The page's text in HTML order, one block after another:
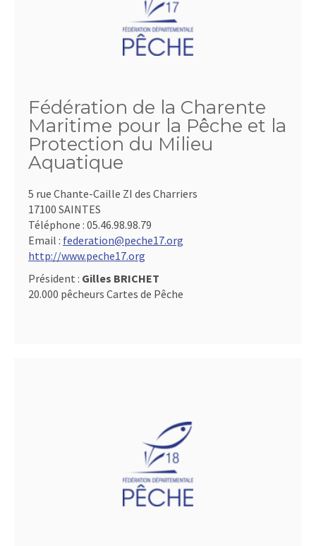
Fédération de la Charente
Maritime pour la Pêche et la
Protection du Milieu
Aquatique
5 rue Chante-Caille ZI des Charriers
17100 SAINTES
Téléphone : 05.46.98.98.79
Email : federation@peche17.org
http://www.peche17.org
Président : Gilles BRICHET
20.000 pêcheurs Cartes de Pêche